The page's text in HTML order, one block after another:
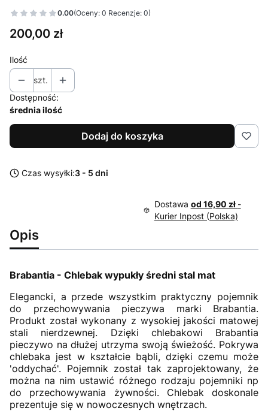
0.00(Oceny: 0 Recenzje: 0)
Cena
200,00 zł
Ilość
szt.
Dostępność:
średnia ilość
Dodaj do koszyka
Czas wysyłki:3 - 5 dni
Dostawa od 16,90 zł -
Kurier Inpost (Polska)
Opis
Brabantia - Chlebak wypukły średni stal mat
Elegancki, a przede wszystkim praktyczny pojemnik
do przechowywania pieczywa marki Brabantia.
Produkt został wykonany z wysokiej jakości matowej
stali nierdzewnej. Dzięki chlebakowi Brabantia
pieczywo na dłużej utrzyma swoją świeżość. Pokrywa
chlebaka jest w kształcie bąbli, dzięki czemu może
'oddychać'. Pojemnik został tak zaprojektowany, że
można na nim ustawić różnego rodzaju pojemniki np
do przechowywania żywności. Chlebak doskonale
prezentuje się w nowoczesnych wnętrzach.